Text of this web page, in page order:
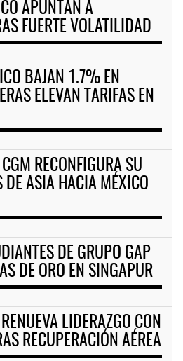
APUNTAN A
FUERTE VOLATILIDAD
BAJAN 1.7% EN
ELEVAN TARIFAS EN
RECONFIGURA SU
DE ASIA HACIA MÉXICO
DE GRUPO GAP
DE ORO EN SINGAPUR
LIDERAZGO CON
RECUPERACIÓN AÉREA